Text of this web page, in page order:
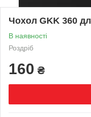
Чохол GKK 360
В наявності
Роздріб
160 ₴